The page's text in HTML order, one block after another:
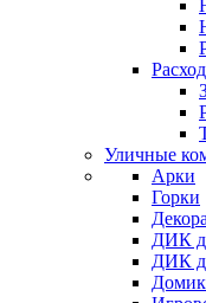
Уличные
Арки
Горки
ДИК
ДИК